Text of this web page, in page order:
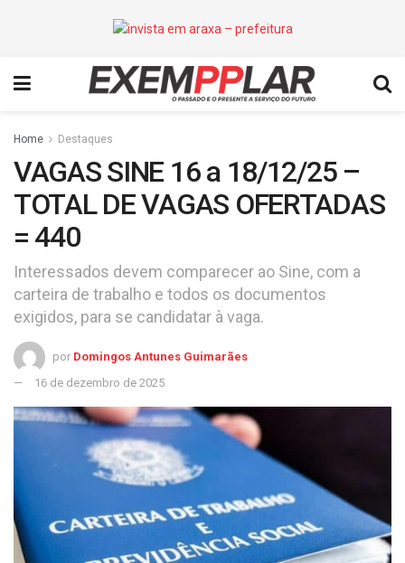
Home Destaques
VAGAS SINE 16 a 18/12/25 –
TOTAL DE VAGAS OFERTADAS
= 440
Interessados devem comparecer ao Sine, com a
carteira de trabalho e todos os documentos
exigidos, para se candidatar à vaga.
por Domingos Antunes Guimarães
16 de dezembro de 2025